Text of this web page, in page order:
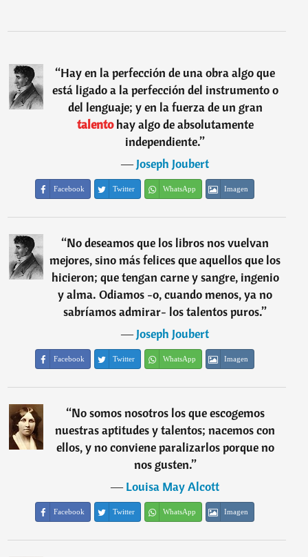
“Hay en la perfección de una obra algo que
está ligado a la perfección del instrumento o
del lenguaje; y en la fuerza de un gran
talentohay algo de absolutamente
independiente.”
―Joseph Joubert
Facebook Twitter WhatsApp Imagen
“No deseamos que los libros nos vuelvan
mejores, sino más felices que aquellos que los
hicieron; que tengan carne y sangre, ingenio
y alma. Odiamos -o, cuando menos, ya no
sabríamos admirar- los talentos puros.”
―Joseph Joubert
Facebook Twitter WhatsApp Imagen
“No somos nosotros los que escogemos
nuestras aptitudes y talentos; nacemos con
ellos, y no conviene paralizarlos porque no
nos gusten.”
―Louisa May Alcott
Facebook Twitter WhatsApp Imagen